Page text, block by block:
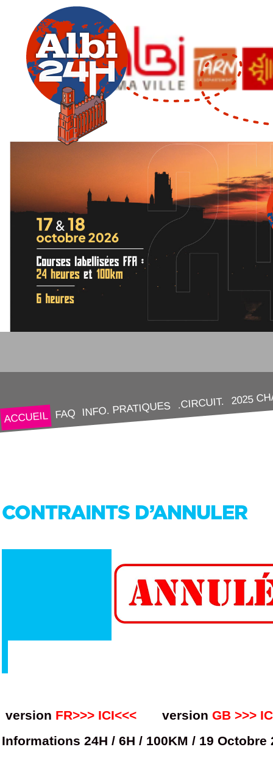
ACCUEIL FAQ INFO. PRATIQUES .CIRCUIT. 2025
CONTRAINTS D’ANNULER
version FR>>> ICI<<< version GB >>>
Informations 24H / 6H / 100KM / 19 Octobre